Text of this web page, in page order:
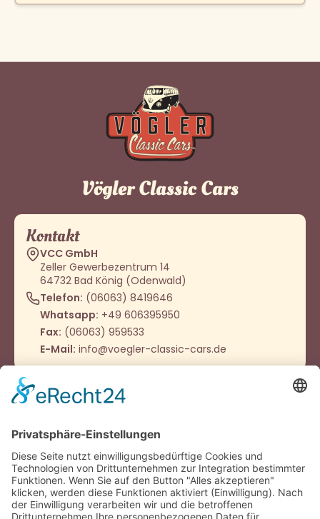
Vögler Classic Cars
Kontakt
VCC GmbH
Zeller Gewerbezentrum 14
64732 Bad König (Odenwald)
Telefon: (06063) 8419646
Whatsapp: +49 606395950
Fax: (06063) 959533
E-Mail: info@voegler-classic-cars.de
Öffnungszeiten
Montag - Donnerstag
9:00 – 12:00 Uhr
14:00 - 16:00 Uhr
Oder nach Vereinbarung